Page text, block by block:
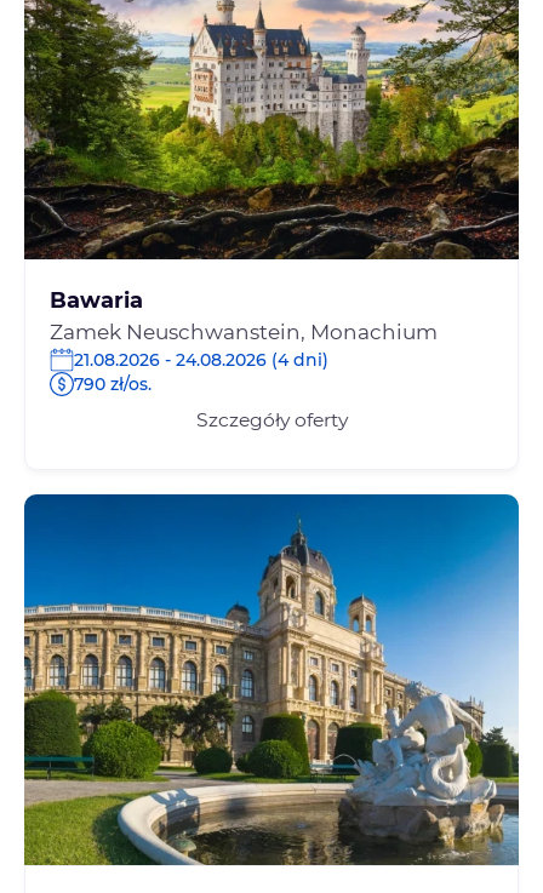
Bawaria
Zamek Neuschwanstein, Monachium
21.08.2026 - 24.08.2026 (4 dni)
790 zł/os.
Szczegóły oferty